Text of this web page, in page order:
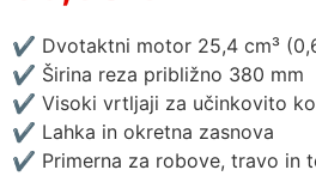
✔ Dvotaktni motor 25,4 cm³
✔ Širina reza približno 380 mm
✔ Visoki vrtljaji za učinkovito
✔ Lahka in okretna zasnova
✔ Primerna za robove, travo in